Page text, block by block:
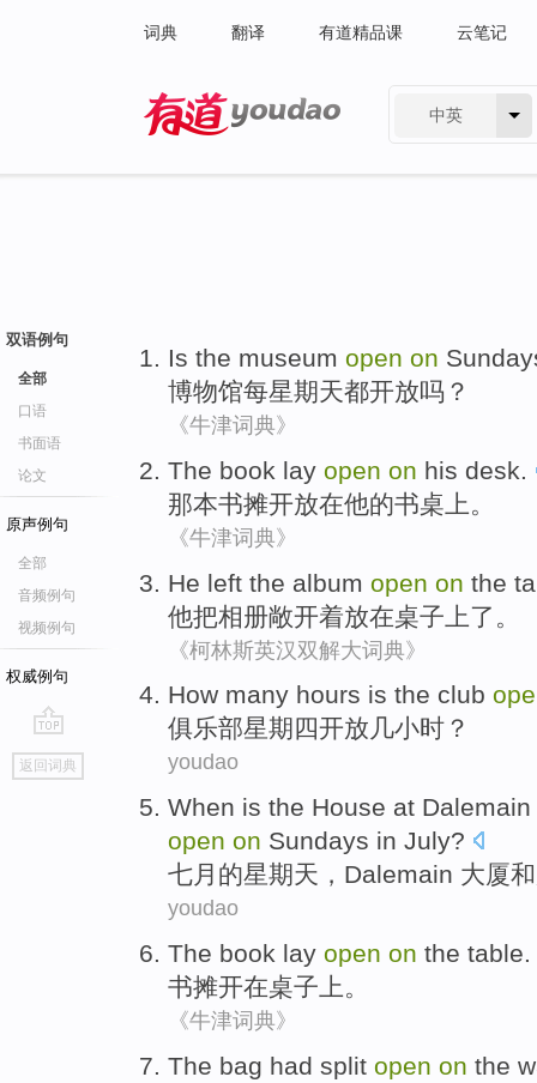
词典 翻译 有道精品课 云笔记
中英
双语例句
全部
口语
书面语
论文
原声例句
全部
音频例句
视频例句
权威例句
go
top
返回词典
Is the museum open on
博物馆每星期天都开放吗？
《牛津词典》
The book lay open on his desk.
那本书摊开放在他的书桌上。
《牛津词典》
He left the album open on the
他把相册敞开着放在桌子 上了 。
《柯林斯英汉双解大词典》
How many hours is the club
俱乐部星期四开放几小时？
youdao
When is the House at
open on Sundays in July?
七月 的星期天 ， Dalemain 大厦和
youdao
The book lay open on the table.
书摊开在桌子上。
《牛津词典》
The bag had split open on the